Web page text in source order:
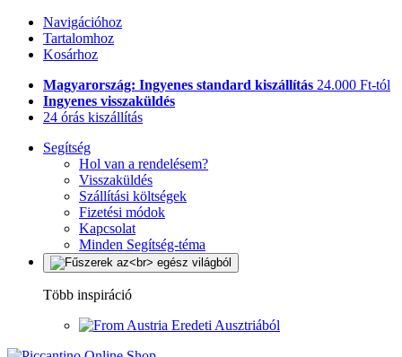
Navigációhoz
Tartalomhoz
Kosárhoz
Magyarország: Ingyenes standard kiszállítás 24.000 Ft-tól
Ingyenes visszaküldés
24 órás kiszállítás
Segítség
Hol van a rendelésem?
Visszaküldés
Szállítási költségek
Fizetési módok
Kapcsolat
Minden Segítség-téma
Több inspiráció
Eredeti Ausztriából